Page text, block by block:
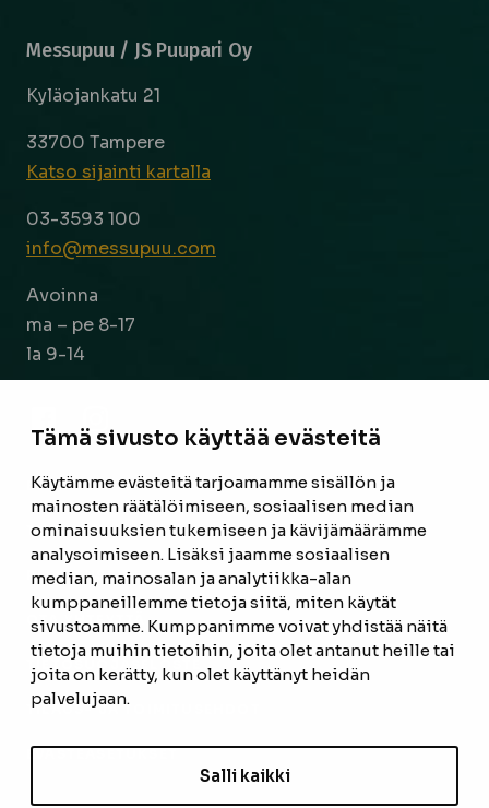
Tämä sivusto käyttää evästeitä
Käytämme evästeitä tarjoamamme sisällön ja
mainosten räätälöimiseen, sosiaalisen median
ominaisuuksien tukemiseen ja kävijämäärämme
analysoimiseen. Lisäksi jaamme sosiaalisen
median, mainosalan ja analytiikka-alan
kumppaneillemme tietoja siitä, miten käytät
sivustoamme. Kumppanimme voivat yhdistää näitä
tietoja muihin tietoihin, joita olet antanut heille tai
joita on kerätty, kun olet käyttänyt heidän
palvelujaan.
Salli kaikki
Messupuu / JS Puupari Oy
Kyläojankatu 21
33700 Tampere
Katso sijainti kartalla
03-3593 100
info@messupuu.com
Avoinna
ma – pe 8-17
la 9-14
ETUSIVU
TUOTTEET
REFERENSSIT
OTA YHTEYTTÄ
TIETOSUOJASELOSTE
TILAUS- JA TOIMITUSEHDOT
EVÄSTEASETUKSET